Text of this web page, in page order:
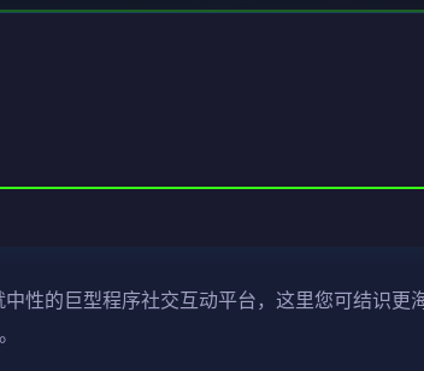
性的巨型程序社交互动平台，这里您可结识